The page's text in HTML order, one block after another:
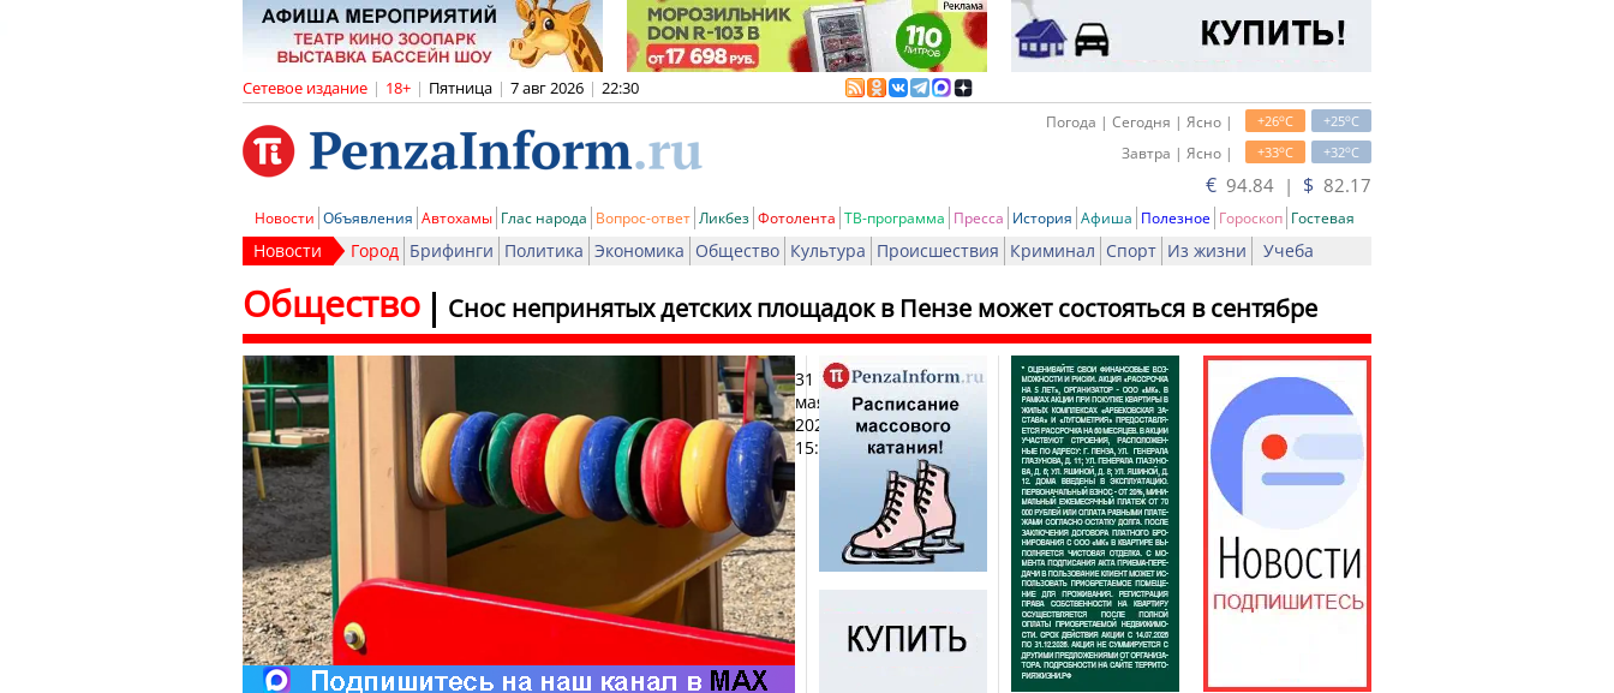
Сетевое издание | 18+ | Пятница | 7 авг 2026 | 22:30
+25oC
+26oC
Погода | Сегодня | Ясно |
+32oC
+33oC
Завтра | Ясно |
€ 94.84 | $ 82.17
Новости Объявления Автохамы Глас народа Вопрос-ответ Ликбез Фотолента ТВ-программа Пресса История Афиша Полезное Гороскоп Гостевая
Новости Город Брифинги Политика Экономика Общество Культура Происшествия Криминал Спорт Из жизни Учеба
Снос непринятых детских площадок в Пензе может состояться в сентябре
Общество
31
мая
2024,
15:19
Печать